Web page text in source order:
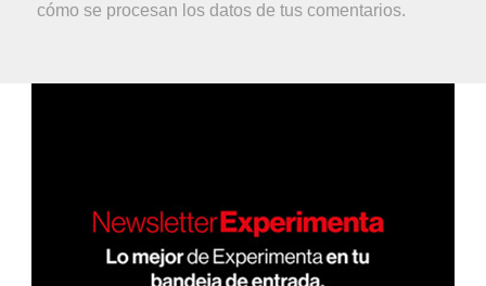
cómo se procesan los datos de tus comentarios.